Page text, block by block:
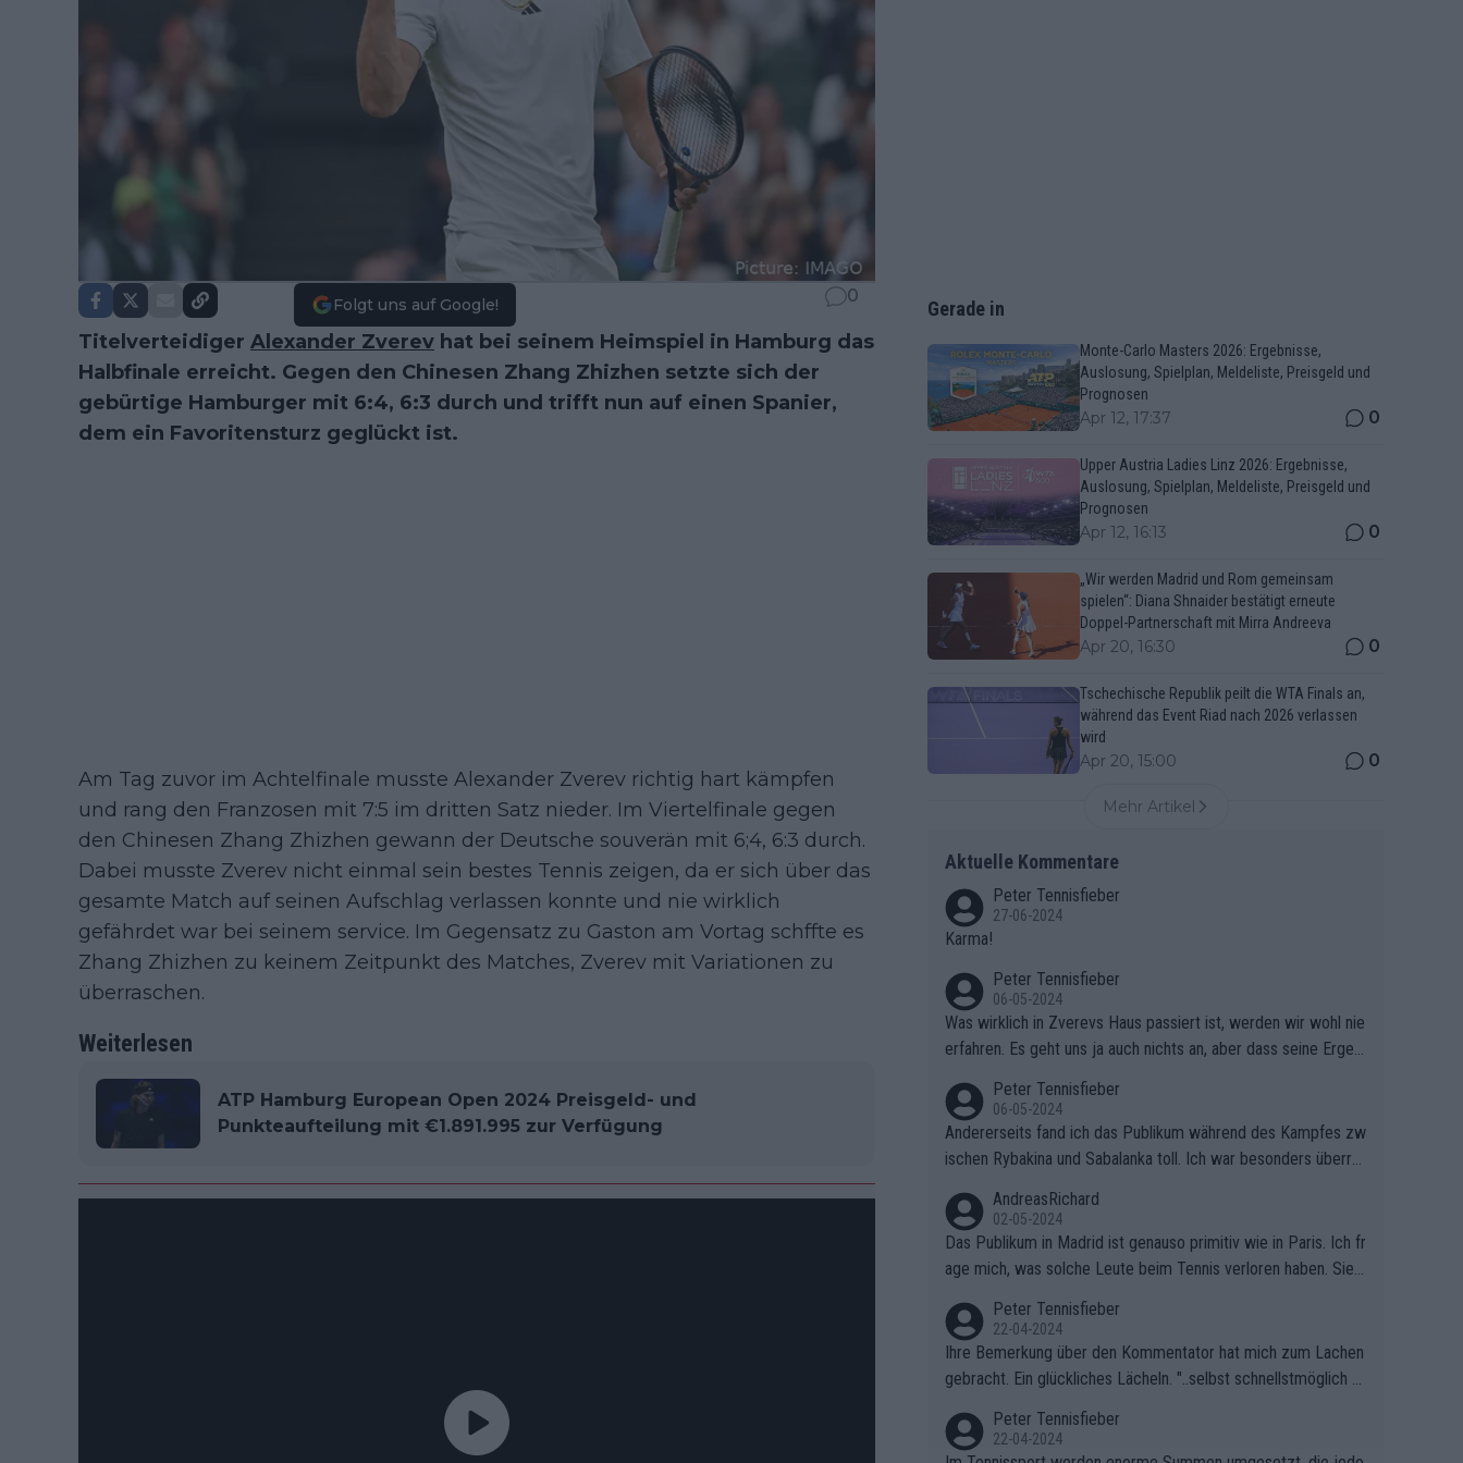
Folgt uns auf Google! 0
Titelverteidiger Alexander Zverev hat bei seinem Heimspiel in Hamburg das
Halbfinale erreicht. Gegen den Chinesen Zhang Zhizhen setzte sich der
gebürtige Hamburger mit 6:4, 6:3 durch und trifft nun auf einen Spanier,
dem ein Favoritensturz geglückt ist.
Am Tag zuvor im Achtelfinale musste Alexander Zverev richtig hart kämpfen
und rang den Franzosen mit 7:5 im dritten Satz nieder. Im Viertelfinale gegen
den Chinesen Zhang Zhizhen gewann der Deutsche souverän mit 6;4, 6:3 durch.
Dabei musste Zverev nicht einmal sein bestes Tennis zeigen, da er sich über das
gesamte Match auf seinen Aufschlag verlassen konnte und nie wirklich
gefährdet war bei seinem service. Im Gegensatz zu Gaston am Vortag schffte es
Zhang Zhizhen zu keinem Zeitpunkt des Matches, Zverev mit Variationen zu
überraschen.
Weiterlesen
ATP Hamburg European Open 2024 Preisgeld- und
Punkteaufteilung mit €1.891.995 zur Verfügung
Gerade in
Monte-Carlo Masters 2026: Ergebnisse,
Auslosung, Spielplan, Meldeliste, Preisgeld und
Prognosen
Apr 12, 17:37 0
Upper Austria Ladies Linz 2026: Ergebnisse,
Auslosung, Spielplan, Meldeliste, Preisgeld und
Prognosen
Apr 12, 16:13 0
„Wir werden Madrid und Rom gemeinsam
spielen“: Diana Shnaider bestätigt erneute
Doppel-Partnerschaft mit Mirra Andreeva
Apr 20, 16:30 0
Tschechische Republik peilt die WTA Finals an,
während das Event Riad nach 2026 verlassen
wird
Apr 20, 15:00 0
Mehr Artikel
Aktuelle Kommentare
Peter Tennisfieber
27-06-2024
Karma!
Peter Tennisfieber
06-05-2024
Was wirklich in Zverevs Haus passiert ist, werden wir wohl nie
erfahren. Es geht uns ja auch nichts an, aber dass seine Ergeb
Peter Tennisfieber
06-05-2024
Andererseits fand ich das Publikum während des Kampfes zw
ischen Rybakina und Sabalanka toll. Ich war besonders überras
AndreasRichard
02-05-2024
Das Publikum in Madrid ist genauso primitiv wie in Paris. Ich fr
age mich, was solche Leute beim Tennis verloren haben. Sie s
ben.
Peter Tennisfieber
22-04-2024
Ihre Bemerkung über den Kommentator hat mich zum Lachen
gebracht. Ein glückliches Lächeln. "..selbst schnellstmöglich na
Peter Tennisfieber
22-04-2024